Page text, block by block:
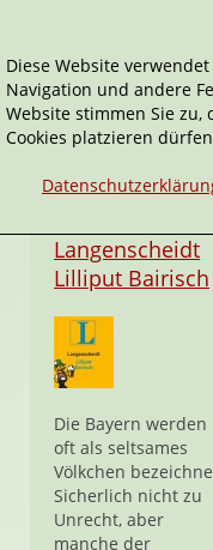
Langenscheidt
Langenscheidt
Lilliput Bairisch
Die Bayern werden
oft als seltsames
Völkchen
Sicherlich nicht zu
Unrecht, aber
manche der
Diese Website
Navigation und andere
Website stimmen Sie zu,
Cookies platzieren